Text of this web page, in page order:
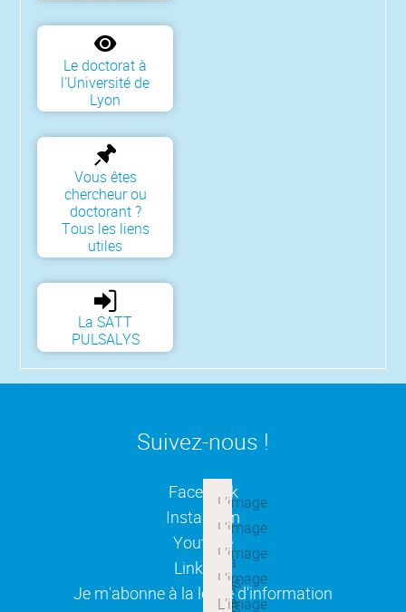
Le doctorat à
l'Université de
Lyon
Vous êtes
chercheur ou
doctorant ?
Tous les liens
utiles
La SATT
PULSALYS
Suivez-nous !
Facebook(ouverture dans une
Instagram(ouverture dans une
Youtube(ouverture dans une
Linkedin
(ouverture dans une
Je m'abonne à la lettre d'information
(ouverture dans une